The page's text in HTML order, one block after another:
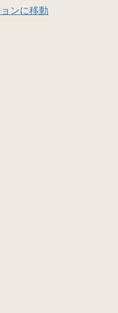
ンに移動